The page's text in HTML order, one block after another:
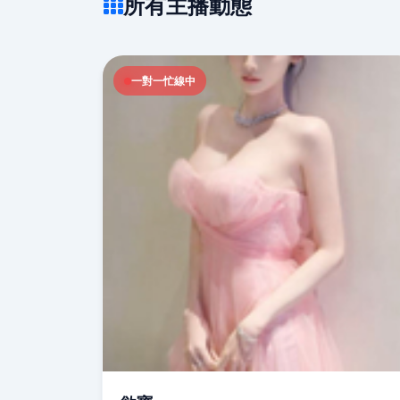
一對一忙線中